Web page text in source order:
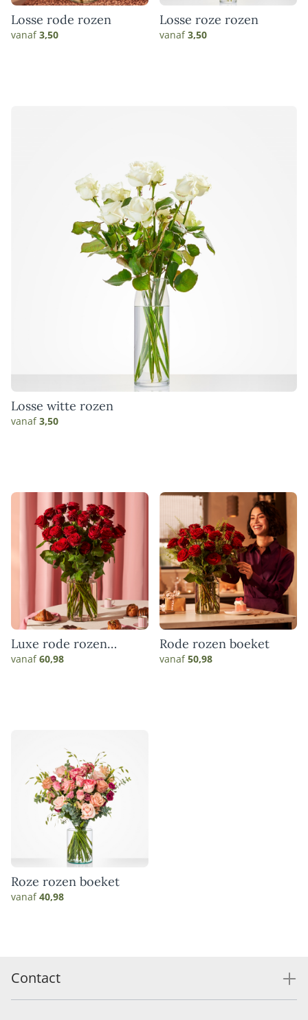
Losse rode rozen
vanaf3,50
Losse roze rozen
vanaf3,50
Losse witte rozen
vanaf3,50
Luxe rode rozen
boeket
vanaf60,98
Rode rozen boeket
vanaf50,98
Roze rozen boeket
vanaf40,98
Contact